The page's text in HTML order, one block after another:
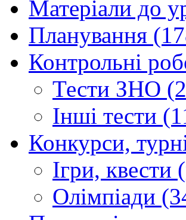
Матеріали до
Планування
Контрольні
Тести ЗНО
Інші тести
Конкурси,
Ігри, квести
Олімпіади